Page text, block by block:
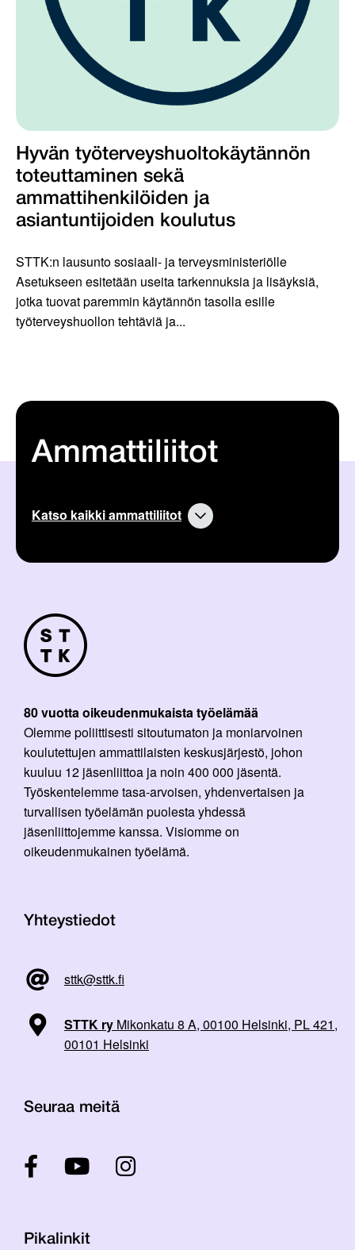
Hyvän työterveyshuoltokäytännön
toteuttaminen sekä
ammattihenkilöiden ja
asiantuntijoiden koulutus
STTK:n lausunto sosiaali- ja terveysministeriölle
Asetukseen esitetään useita tarkennuksia ja lisäyksiä,
jotka tuovat paremmin käytännön tasolla esille
työterveyshuollon tehtäviä ja...
Ammattiliitot
Katso kaikki ammattiliitot
80 vuotta oikeudenmukaista työelämää
Olemme poliittisesti sitoutumaton ja moniarvoinen
koulutettujen ammattilaisten keskusjärjestö, johon
kuuluu 12 jäsenliittoa ja noin 400 000 jäsentä.
Työskentelemme tasa-arvoisen, yhdenvertaisen ja
turvallisen työelämän puolesta yhdessä
jäsenliittojemme kanssa. Visiomme on
oikeudenmukainen työelämä.
Yhteystiedot
sttk@sttk.fi
STTK ry Mikonkatu 8 A, 00100 Helsinki, PL 421,
00101 Helsinki
Seuraa meitä
Pikalinkit